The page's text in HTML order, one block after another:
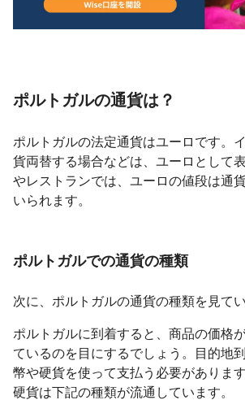
ポルトガルの通貨は？
ポルトガルの法定通貨はユーロです。
貨両替する場合などは、ユーロとして
やレストランでは、ユーロの値段は通
いられます。
ポルトガルでの通貨の種類
次に、ポルトガルの通貨の種類を見て
ポルトガルに到着すると、商品の価格
ているのを目にするでしょう。目的地
幣や硬貨を使って支払う必要がありま
硬貨は下記の種類が流通しています。